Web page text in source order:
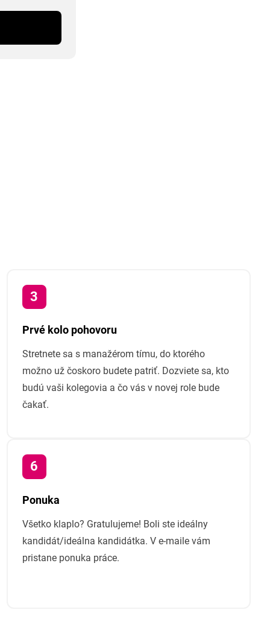
Prvé kolo pohovoru
Stretnete sa s manažérom tímu, do ktorého
možno už čoskoro budete patriť. Dozviete sa, kto
budú vaši kolegovia a čo vás v novej role bude
čakať.
Ponuka
Všetko klaplo? Gratulujeme! Boli ste ideálny
kandidát/ideálna kandidátka. V e-maile vám
pristane ponuka práce.